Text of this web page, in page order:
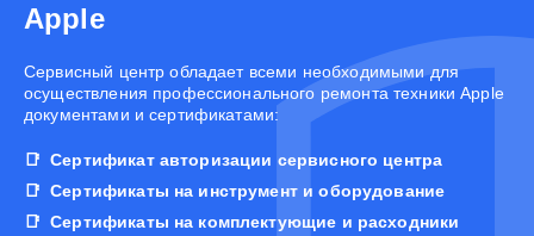
Apple
Cервисный центр обладает всеми необходимыми для
осуществления профессионального ремонта техники Apple
документами и сертификатами:
Сертификат авторизации сервисного центра
Сертификаты на инструмент и оборудование
Сертификаты на комплектующие и расходники